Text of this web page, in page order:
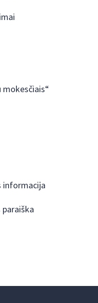
mokesčiais“
informacija